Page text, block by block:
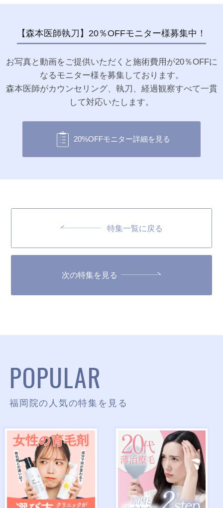
【森本医師執刀】20％OFFモニター様募集中！
お写真と動画をご提供いただくと施術費用が20％OFFに
なるモニター様を募集しております。
森本医師がカウンセリング、執刀、経過観察すべて一貫
して対応いたします。
20%OFFモニター詳細を見る
特集一覧に戻る
次の特集を見る
POPULAR
福岡院の人気の特集を見る